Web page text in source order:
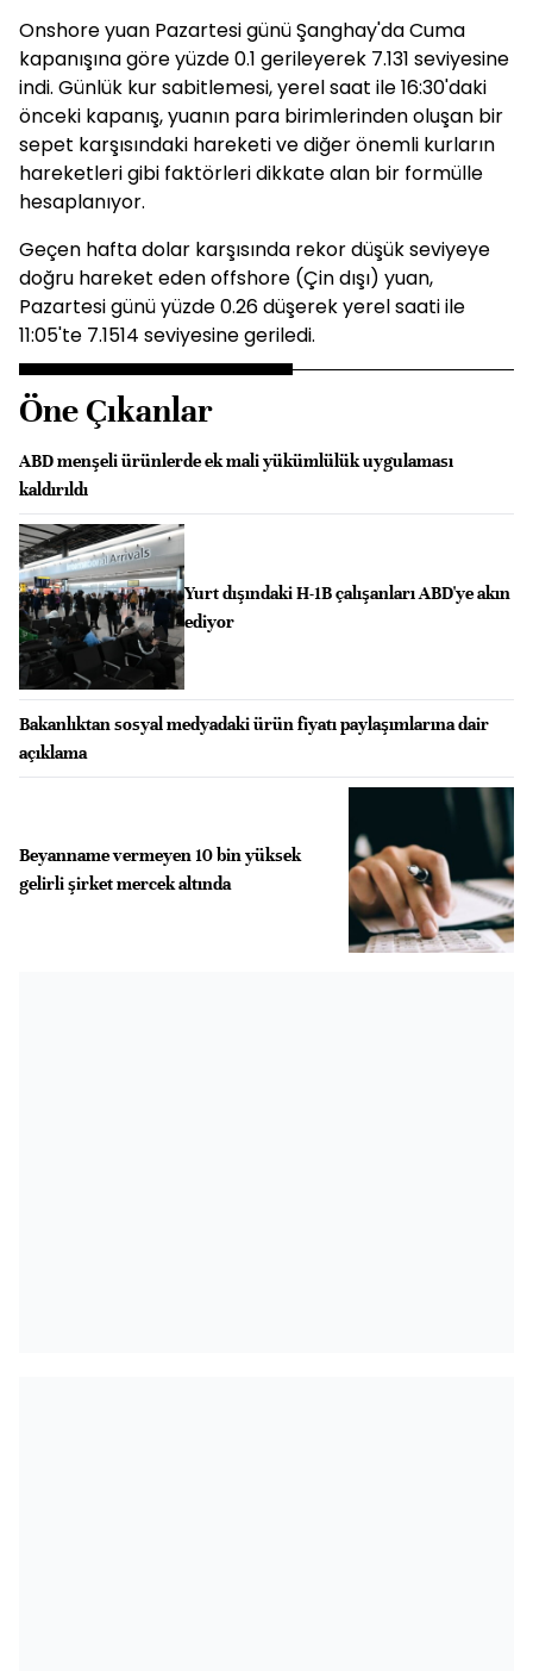
Onshore yuan Pazartesi günü Şanghay'da Cuma
kapanışına göre yüzde 0.1 gerileyerek 7.131 seviyesine
indi. Günlük kur sabitlemesi, yerel saat ile 16:30'daki
önceki kapanış, yuanın para birimlerinden oluşan bir
sepet karşısındaki hareketi ve diğer önemli kurların
hareketleri gibi faktörleri dikkate alan bir formülle
hesaplanıyor.
Geçen hafta dolar karşısında rekor düşük seviyeye
doğru hareket eden offshore (Çin dışı) yuan,
Pazartesi günü yüzde 0.26 düşerek yerel saati ile
11:05'te 7.1514 seviyesine geriledi.
Öne Çıkanlar
ABD menşeli ürünlerde ek mali yükümlülük uygulaması
kaldırıldı
Yurt dışındaki H-1B çalışanları ABD'ye akın
ediyor
Bakanlıktan sosyal medyadaki ürün fiyatı paylaşımlarına dair
açıklama
Beyanname vermeyen 10 bin yüksek
gelirli şirket mercek altında